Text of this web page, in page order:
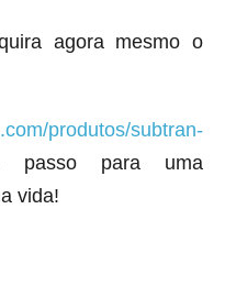
agora mesmo o
produtos/subtran-
para uma
vida!